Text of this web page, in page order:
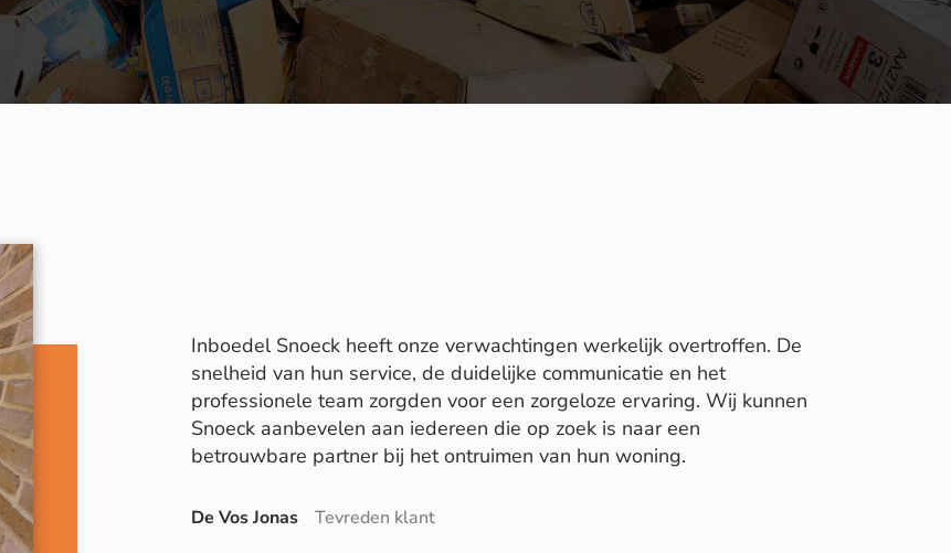
Inboedel Snoeck heeft onze verwachtingen werkelijk overtroffen. De
snelheid van hun service, de duidelijke communicatie en het
professionele team zorgden voor een zorgeloze ervaring. Wij kunnen
Snoeck aanbevelen aan iedereen die op zoek is naar een
betrouwbare partner bij het ontruimen van hun woning.
De Vos Jonas Tevreden klant